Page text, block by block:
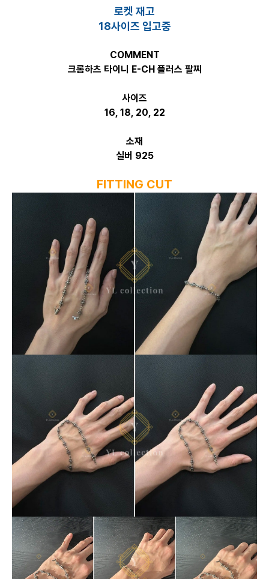
로켓 재고
18사이즈 입고중
COMMENT
크롬하츠 타이니 E-CH 플러스 팔찌
사이즈
16, 18, 20, 22
소재
실버 925
FITTING CUT